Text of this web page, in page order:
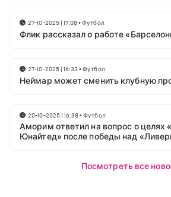
27-10-2025 | 17:08•Футбол
Флик рассказал о работе
27-10-2025 | 16:33 •Футбол
Неймар может сменить клубную
20-10-2025 | 16:38•Футбол
Аморим ответил на вопрос о целях
Юнайтед» после победы над
Посмотреть все